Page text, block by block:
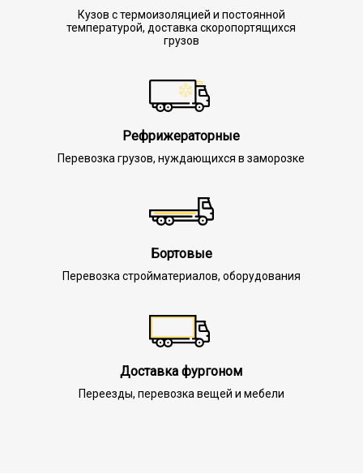
Кузов с термоизоляцией и постоянной
температурой, доставка скоропортящихся
грузов
Рефрижераторные
Перевозка грузов, нуждающихся в заморозке
Бортовые
Перевозка стройматериалов, оборудования
Доставка фургоном
Переезды, перевозка вещей и мебели